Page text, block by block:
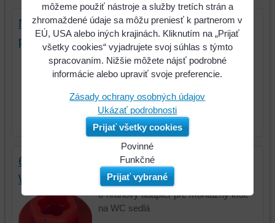
Náhradné razidlo pre plombovacie kliešte,
písmená, čísla
Náhradné razidlo pre plombovacie
kliešte, písmená, čísla -...
Kód:122.9993
6-hranový adaptér pre montážny kľúč na
WC sedlá
6-hranový adaptér pre montážny kľúč
na WC sedlá
môžeme použiť nástroje a služby tretích strán a
zhromaždené údaje sa môžu preniesť k partnerom v
EÚ, USA alebo iných krajinách. Kliknutím na „Prijať
všetky cookies“ vyjadrujete svoj súhlas s týmto
spracovaním. Nižšie môžete nájsť podrobné
informácie alebo upraviť svoje preferencie.
Zásady ochrany osobných údajov
Ukázať podrobnosti
Prijať všetky cookies
Povinné
ukladá
údaje
Funkčné
údaje
Prijať vybrané